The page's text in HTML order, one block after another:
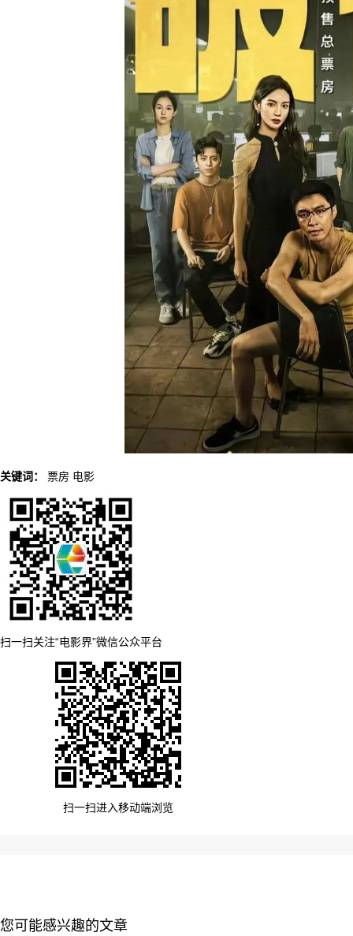
关键词： 票房 电影
扫一扫关注“电影界”微信公众平台
扫一扫进入移动端浏览
您可能感兴趣的文章